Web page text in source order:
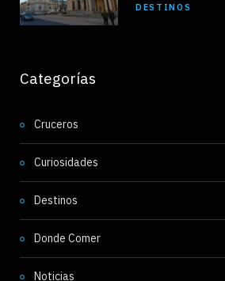
DESTINOS
Categorías
Cruceros
Curiosidades
Destinos
Donde Comer
Noticias